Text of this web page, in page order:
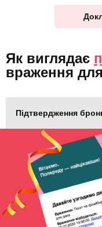
Як виглядає
враження
Підтвердження